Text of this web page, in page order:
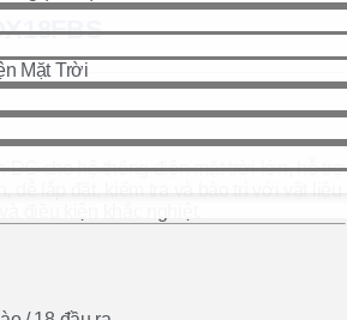
Mặt Trời
cho hệ thống điện mặt trời lớn, hỗ trợ
dễ lắp đặt, kiểm tra và bảo trì với vật liệu
điều kiện khắc nghiệt.